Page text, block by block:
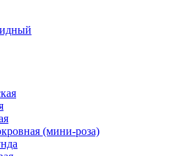
(мини-роза)